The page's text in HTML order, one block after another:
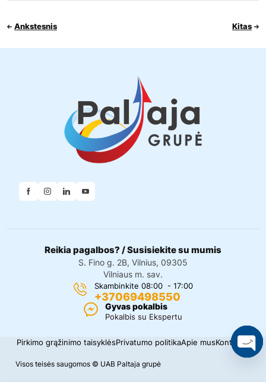
Ankstesnis Kitas
Reikia pagalbos? / Susisiekite su mumis
S. Fino g. 2B, Vilnius, 09305
Vilniaus m. sav.
Skambinkite 08:00 - 17:00
+37069498550
Gyvas pokalbis
Pokalbis su Ekspertu
Visos teisės saugomos © UAB Paltaja grupė
Pirkimo grąžinimo taisyklėsPrivatumo politikaApie musKontaktai